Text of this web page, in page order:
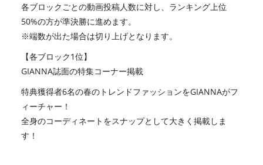
各ブロックごとの動画投稿人数に対し、ランキング上位
50%の方が準決勝に進めます。
※端数が出た場合は切り上げとなります。
【各ブロック1位】
GIANNA誌面の特集コーナー掲載
特典獲得者6名の春のトレンドファッションをGIANNAがフ
ィーチャー！
全身のコーディネートをスナップとして大きく掲載しま
す！